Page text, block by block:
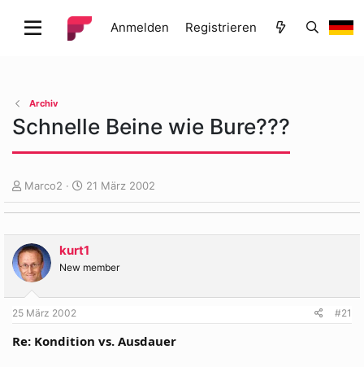
Anmelden Registrieren
Archiv
Schnelle Beine wie Bure???
E
r
s
e
l
l
r
Marco2
E
r
s
e
m
21 März 2002
kurt1
New member
25 März 2002 #21
Re: Kondition vs. Ausdauer